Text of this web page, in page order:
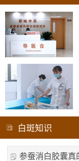
白斑知识
参蚕消白胶囊真